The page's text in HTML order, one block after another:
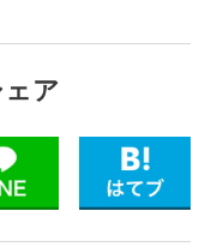
ア